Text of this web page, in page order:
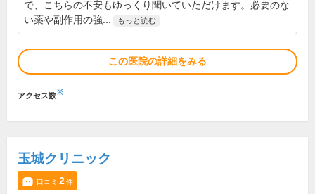
で、こちらの不安もゆっくり聞いていただけます。必要のな
い薬や副作用の強...
もっと読む
この医院の詳細をみる
アクセス数※
玉城クリニック
口コミ 2件